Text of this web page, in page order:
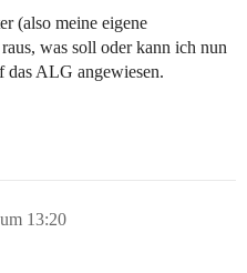
(also meine eigene
was soll oder kann ich nun
ALG angewiesen.
13:20